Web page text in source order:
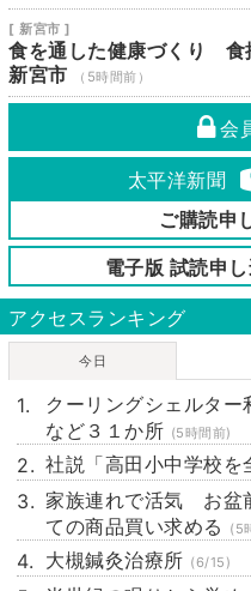
[ 新宮市 ]
食を通した健康づくり
新宮市
（5時間前）
会
太平洋新聞
ご購読申
電子版 試読申
アクセスランキング
今日
クーリングシェルタ
など３１か所 (5時間前)
社説「高田小中学校を
家族連れで活気 お盆
ての商品買い求める
(5
大槻鍼灸治療所 (6/15)